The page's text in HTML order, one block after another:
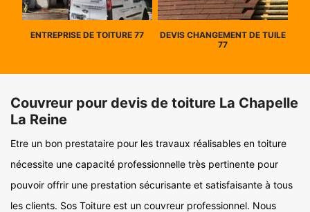
ENTREPRISE DE TOITURE 77
DEVIS CHANGEMENT DE TUILE
77
Couvreur pour devis de toiture La Chapelle
La Reine
Etre un bon prestataire pour les travaux réalisables en toiture
nécessite une capacité professionnelle très pertinente pour
pouvoir offrir une prestation sécurisante et satisfaisante à tous
les clients. Sos Toiture est un couvreur professionnel. Nous